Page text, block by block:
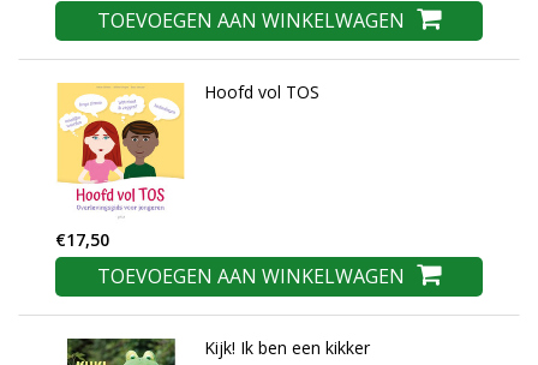
TOEVOEGEN AAN WINKELWAGEN
Hoofd vol TOS
€17,50
TOEVOEGEN AAN WINKELWAGEN
Kijk! Ik ben een kikker